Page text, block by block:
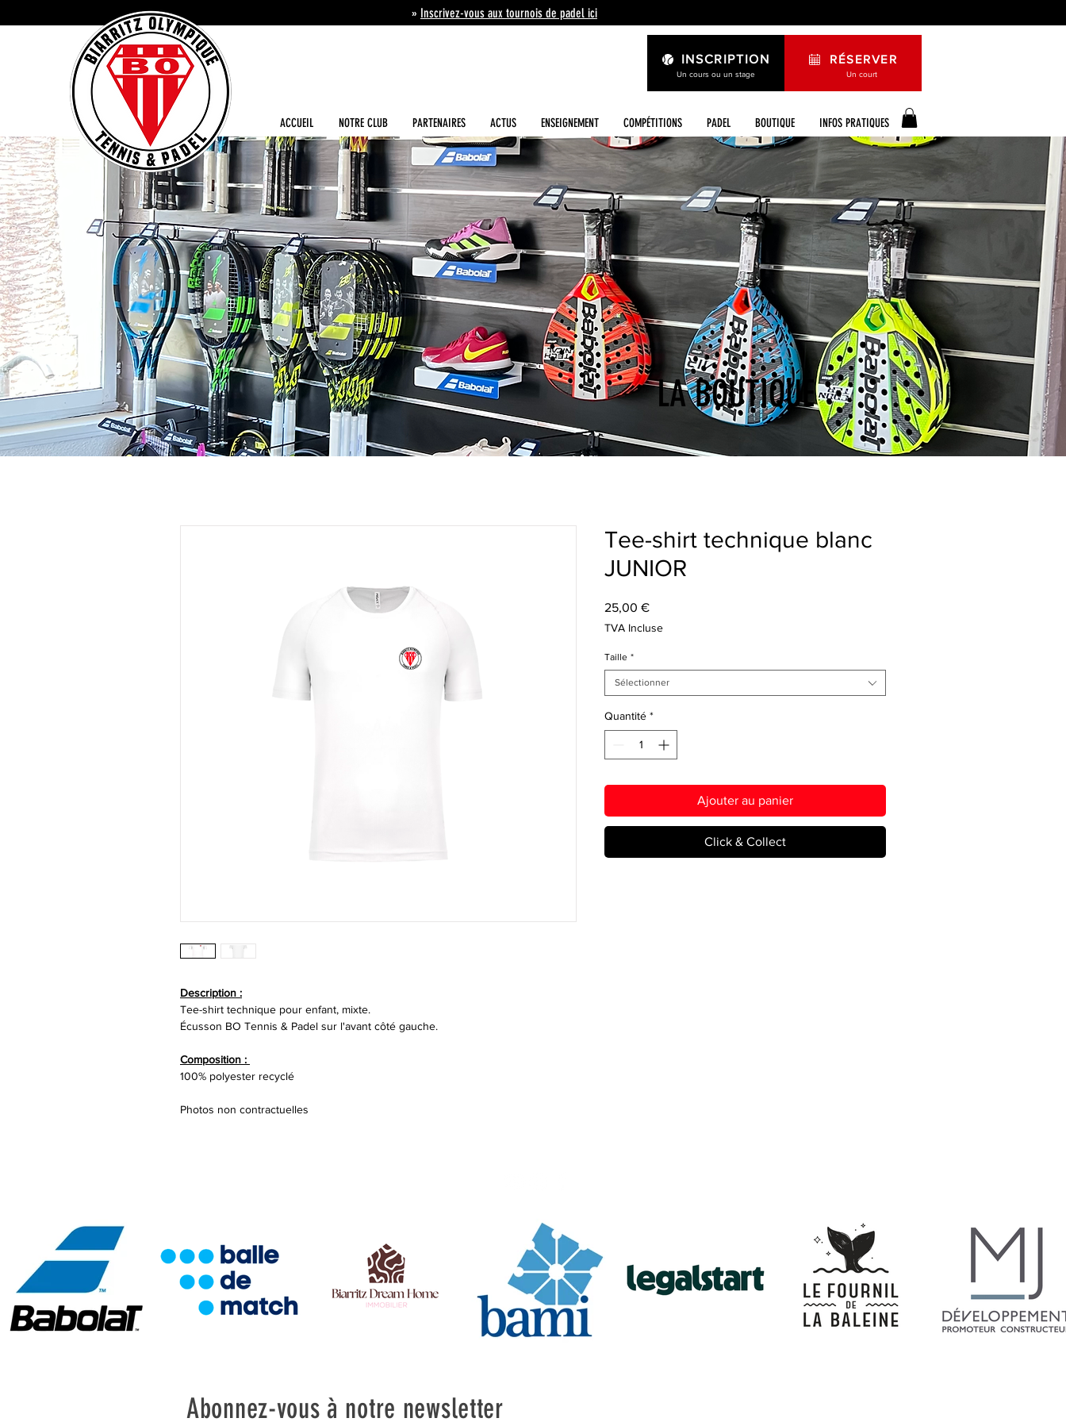
INSCRIPTION
Un cours ou un stage
RÉSERVER
Un court
ACCUEIL NOTRE CLUB PARTENAIRES ACTUS ENSEIGNEMENT COMPÉTITIONS PADEL BOUTIQUE INFOS PRATIQUES
» Inscrivez-vous aux tournois de padel ici
Description :
Tee-shirt technique pour enfant, mixte.
Écusson BO Tennis & Padel sur l'avant côté gauche.
Composition :
100% polyester recyclé
Photos non contractuelles
Tee-shirt technique blanc
JUNIOR
25,00 €Prix
TVA Incluse
Taille *
Sélectionner
Quantité *
Ajouter au panier
Click & Collect
LA BOUTIQUE
Abonnez-vous à notre newsletter